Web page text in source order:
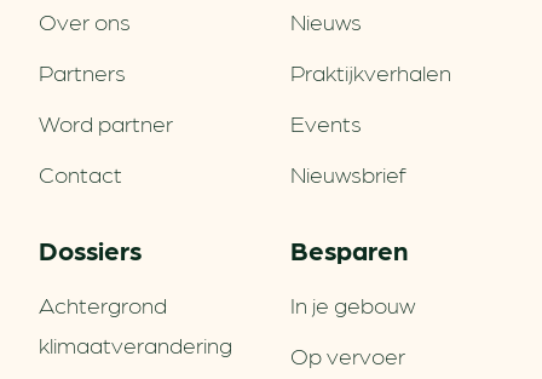
Over ons
Partners
Word partner
Contact
Nieuws
Praktijkverhalen
Events
Nieuwsbrief
Dossiers
Achtergrond
klimaatverandering
Besparen
In je gebouw
Op vervoer